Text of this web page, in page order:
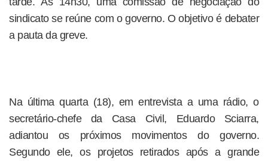
sindicato se reúne com o governo. O objetivo é debater
a pauta da greve.
Na última quarta (18), em entrevista a uma rádio, o
secretário-chefe da Casa Civil, Eduardo Sciarra,
adiantou os próximos movimentos do governo.
Segundo ele, os projetos retirados após a grande